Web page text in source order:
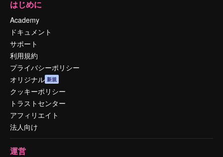
はじめに
Academy
ドキュメント
サポート
利用規約
プライバシーポリシー
オリジナル 新規
クッキーポリシー
トラストセンター
アフィリエイト
法人向け
運営